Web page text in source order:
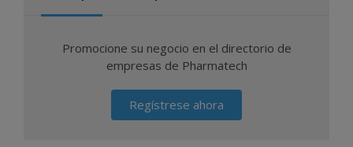
Promocione su negocio en el directorio de
empresas de Pharmatech
Regístrese ahora